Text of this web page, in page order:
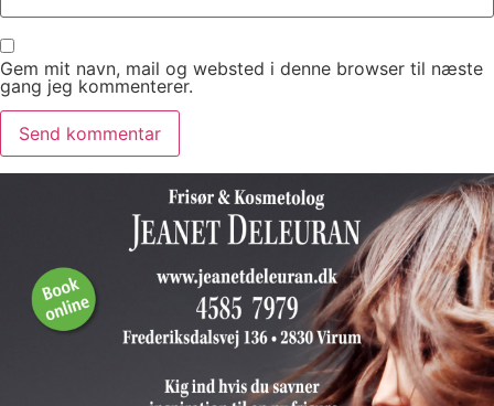
Gem mit navn, mail og websted i denne browser til næste
gang jeg kommenterer.